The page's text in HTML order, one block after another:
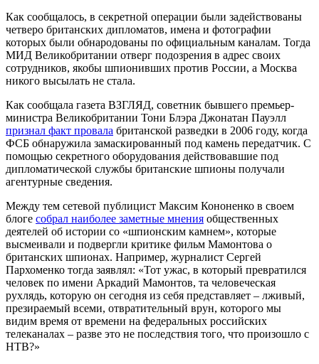
Как сообщалось, в секретной операции были задействованы
четверо британских дипломатов, имена и фотографии
которых были обнародованы по официальным каналам. Тогда
МИД Великобритании отверг подозрения в адрес своих
сотрудников, якобы шпионивших против России, а Москва
никого высылать не стала.
Как сообщала газета ВЗГЛЯД, советник бывшего премьер-
министра Великобритании Тони Блэра Джонатан Пауэлл
признал факт провала британской разведки в 2006 году, когда
ФСБ обнаружила замаскированный под камень передатчик. С
помощью секретного оборудования действовавшие под
дипломатической службы британские шпионы получали
агентурные сведения.
Между тем сетевой публицист Максим Кононенко в своем
блоге собрал наиболее заметные мнения общественных
деятелей об истории со «шпионским камнем», которые
высмеивали и подвергли критике фильм Мамонтова о
британских шпионах. Например, журналист Сергей
Пархоменко тогда заявлял: «Тот ужас, в который превратился
человек по имени Аркадий Мамонтов, та человеческая
рухлядь, которую он сегодня из себя представляет – лживый,
презираемый всеми, отвратительный врун, которого мы
видим время от времени на федеральных российских
телеканалах – разве это не последствия того, что произошло с
НТВ?»